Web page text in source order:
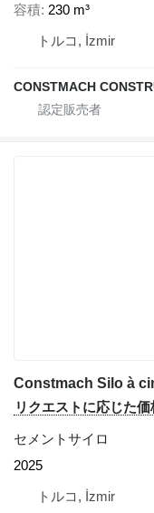
容積 230 m³
トルコ, İzmir
CONSTMACH
リクエストに応じた価
セメントサイロ
2025
トルコ, İzmir